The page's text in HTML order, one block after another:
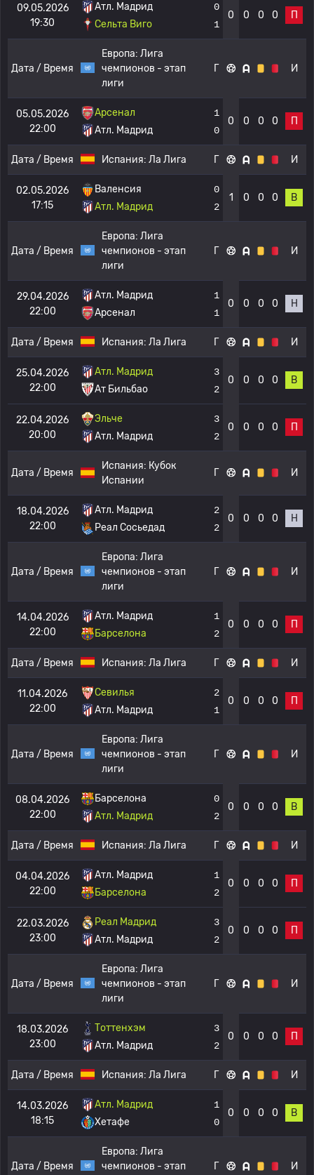
09.05.2026
19:30
Атл. Мадрид
Сельта Виго
0
1
0 0 0 0 П
Дата / Время
Европа: Лига
чемпионов - этап
лиги
Г И
05.05.2026
22:00
Арсенал
Атл. Мадрид
1
0
0 0 0 0 П
Дата / Время Испания: Ла Лига Г И
02.05.2026
17:15
Валенсия
Атл. Мадрид
0
2
1 0 0 0 В
Дата / Время
Европа: Лига
чемпионов - этап
лиги
Г И
29.04.2026
22:00
Атл. Мадрид
Арсенал
1
1
0 0 0 0 Н
Дата / Время Испания: Ла Лига Г И
25.04.2026
22:00
Атл. Мадрид
Ат Бильбао
3
2
0 0 0 0 В
22.04.2026
20:00
Эльче
Атл. Мадрид
3
2
0 0 0 0 П
Дата / Время
Испания: Кубок
Испании
Г И
18.04.2026
22:00
Атл. Мадрид
Реал Сосьедад
2
2
0 0 0 0 Н
Дата / Время
Европа: Лига
чемпионов - этап
лиги
Г И
14.04.2026
22:00
Атл. Мадрид
Барселона
1
2
0 0 0 0 П
Дата / Время Испания: Ла Лига Г И
11.04.2026
22:00
Севилья
Атл. Мадрид
2
1
0 0 0 0 П
Дата / Время
Европа: Лига
чемпионов - этап
лиги
Г И
08.04.2026
22:00
Барселона
Атл. Мадрид
0
2
0 0 0 0 В
Дата / Время Испания: Ла Лига Г И
04.04.2026
22:00
Атл. Мадрид
Барселона
1
2
0 0 0 0 П
22.03.2026
23:00
Реал Мадрид
Атл. Мадрид
3
2
0 0 0 0 П
Дата / Время
Европа: Лига
чемпионов - этап
лиги
Г И
18.03.2026
23:00
Тоттенхэм
Атл. Мадрид
3
2
0 0 0 0 П
Дата / Время Испания: Ла Лига Г И
14.03.2026
18:15
Атл. Мадрид
Хетафе
1
0
0 0 0 0 В
Дата / Время
Европа: Лига
чемпионов - этап
Г И